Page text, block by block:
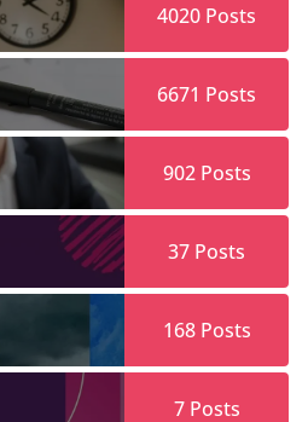
4020 Posts
6671 Posts
902Posts
37 Posts
168Posts
7Posts